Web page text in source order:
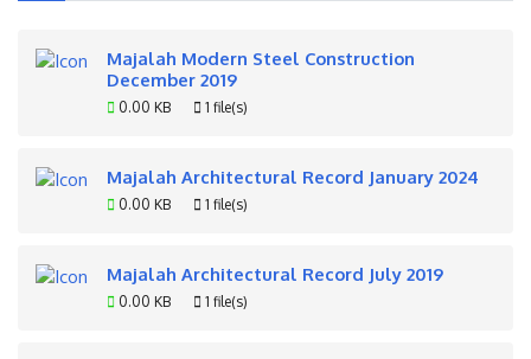
Majalah Modern Steel Construction
December 2019
0.00 KB 1 file(s)
Majalah Architectural Record January 2024
0.00 KB 1 file(s)
Majalah Architectural Record July 2019
0.00 KB 1 file(s)